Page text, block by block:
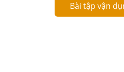
Bài tập vận